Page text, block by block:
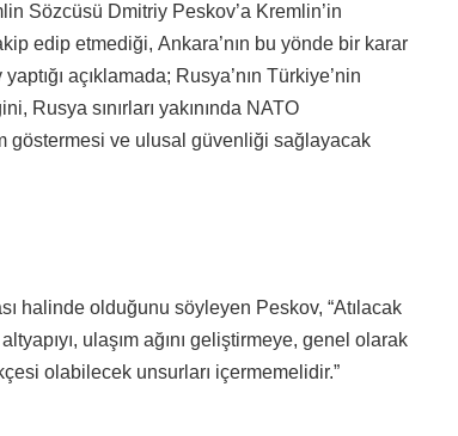
Sözcüsü Dmitriy Peskov’a Kremlin’in
edip etmediği, Ankara’nın bu yönde bir karar
açıklamada; Rusya’nın Türkiye’nin
Rusya sınırları yakınında NATO
göstermesi ve ulusal güvenliği sağlayacak
halinde olduğunu söyleyen Peskov, “Atılacak
ulaşım ağını geliştirmeye, genel olarak
olabilecek unsurları içermemelidir.”